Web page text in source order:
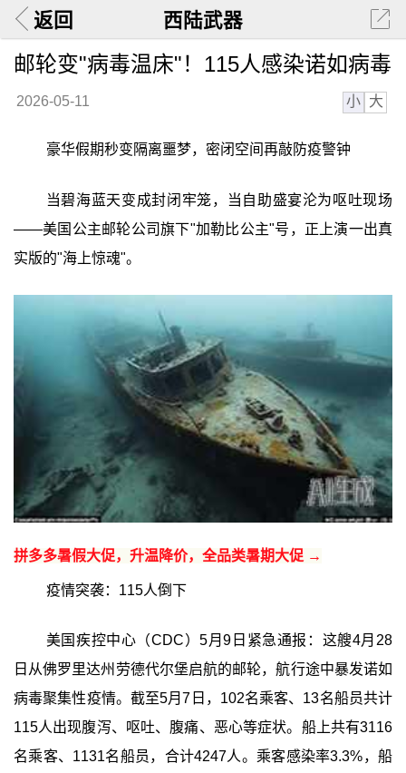
返回 西陆武器
邮轮变"病毒温床"！115人感染诺如病毒
2026-05-11 小 大
豪华假期秒变隔离噩梦，密闭空间再敲防疫警钟
当碧海蓝天变成封闭牢笼，当自助盛宴沦为呕吐现场
——美国公主邮轮公司旗下"加勒比公主"号，正上演一出真
实版的"海上惊魂"。
拼多多暑假大促，升温降价，全品类暑期大促 →
疫情突袭：115人倒下
美国疾控中心（CDC）5月9日紧急通报：这艘4月28
日从佛罗里达州劳德代尔堡启航的邮轮，航行途中暴发诺如
病毒聚集性疫情。截至5月7日，102名乘客、13名船员共计
115人出现腹泻、呕吐、腹痛、恶心等症状。船上共有3116
名乘客、1131名船员，合计4247人。乘客感染率3.3%，船